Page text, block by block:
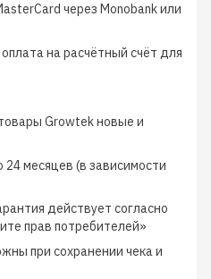
через Monobank или
оплата на расчётный счёт для
Growtek новые и
24 месяцев (в зависимости
действует согласно
прав потребителей»
при сохранении чека и